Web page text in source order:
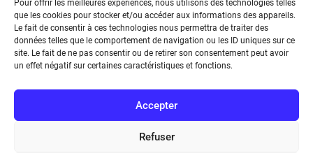
Pour offrir les meilleures expériences, nous utilisons des technologies telles
que les cookies pour stocker et/ou accéder aux informations des appareils.
Le fait de consentir à ces technologies nous permettra de traiter des
données telles que le comportement de navigation ou les ID uniques sur ce
site. Le fait de ne pas consentir ou de retirer son consentement peut avoir
un effet négatif sur certaines caractéristiques et fonctions.
Accepter
Refuser
Conditions Générales de Vente
Mentions légales
Contact